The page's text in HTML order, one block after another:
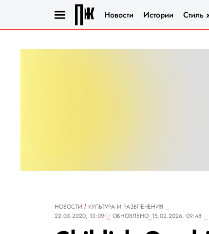
Новости Истории Стиль
НОВОСТИ
КУЛЬТУРА И РАЗВЛЕЧЕНИЯ
22.03.2020, 13:09
ОБНОВЛЕНО 15.02.2026, 09:48